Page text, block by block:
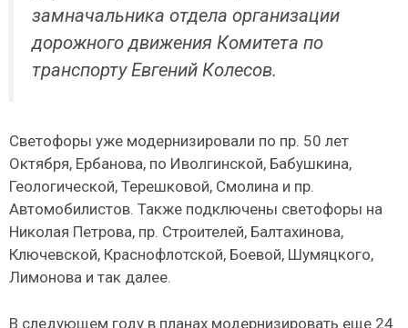
замначальника отдела организации
дорожного движения Комитета по
транспорту Евгений Колесов.
Светофоры уже модернизировали по пр. 50 лет
Октября, Ербанова, по Иволгинской, Бабушкина,
Геологической, Терешковой, Смолина и пр.
Автомобилистов. Также подключены светофоры на
Николая Петрова, пр. Строителей, Балтахинова,
Ключевской, Краснофлотской, Боевой, Шумяцкого,
Лимонова и так далее.
В следующем году в планах модернизировать еще 24